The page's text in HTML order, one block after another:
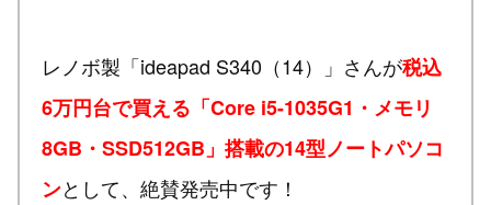
レノボ製「ideapad S340（14）」さんが税込
6万円台で買える「Core i5-1035G1・メモリ
8GB・SSD512GB」搭載の14型ノートパソコ
ンとして、絶賛発売中です！